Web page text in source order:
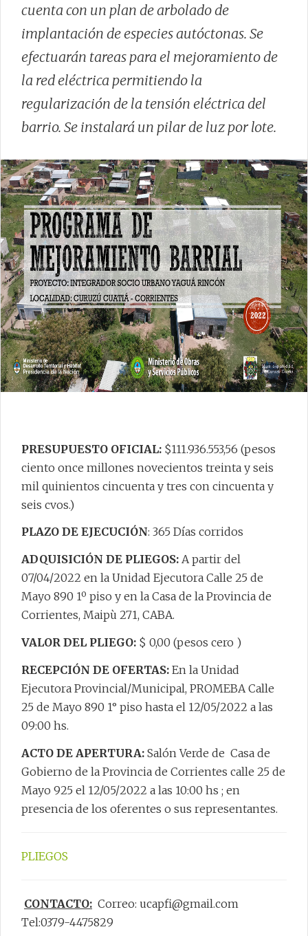
cuenta con un plan de arbolado de
implantación de especies autóctonas. Se
efectuarán tareas para el mejoramiento de
la red eléctrica permitiendo la
regularización de la tensión eléctrica del
barrio. Se instalará un pilar de luz por lote.
PRESUPUESTO OFICIAL: $111.936.553,56 (pesos
ciento once millones novecientos treinta y seis
mil quinientos cincuenta y tres con cincuenta y
seis cvos.)
PLAZO DE EJECUCIÓN: 365 Días corridos
ADQUISICIÓN DE PLIEGOS: A partir del
07/04/2022 en la Unidad Ejecutora Calle 25 de
Mayo 890 1º piso y en la Casa de la Provincia de
Corrientes, Maipù 271, CABA.
VALOR DEL PLIEGO: $ 0,00 (pesos cero )
RECEPCIÓN DE OFERTAS: En la Unidad
Ejecutora Provincial/Municipal, PROMEBA Calle
25 de Mayo 890 1° piso hasta el 12/05/2022 a las
09:00 hs.
ACTO DE APERTURA: Salón Verde de Casa de
Gobierno de la Provincia de Corrientes calle 25 de
Mayo 925 el 12/05/2022 a las 10:00 hs ; en
presencia de los oferentes o sus representantes.
PLIEGOS
CONTACTO: Correo: ucapfi@gmail.com
Tel:0379-4475829